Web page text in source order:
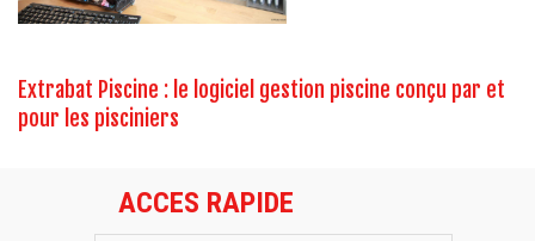
Extrabat Piscine : le logiciel gestion piscine conçu par et
pour les pisciniers
ACCES RAPIDE